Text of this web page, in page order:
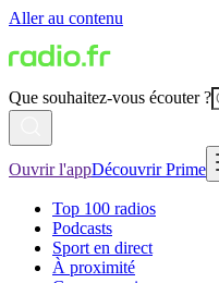
Aller au contenu
Que souhaitez-vous écouter ?
Ouvrir l'appDécouvrir Prime
Top 100 radios
Podcasts
Sport en direct
À proximité